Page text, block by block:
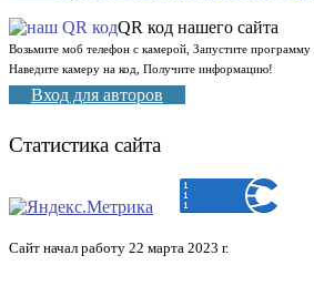
QR код нашего сайта
Возьмите моб телефон с камерой, Запустите программу
Наведите камеру на код, Получите информацию!
Вход для авторов
Статистика сайта
Сайт начал работу 22 марта 2023 г.